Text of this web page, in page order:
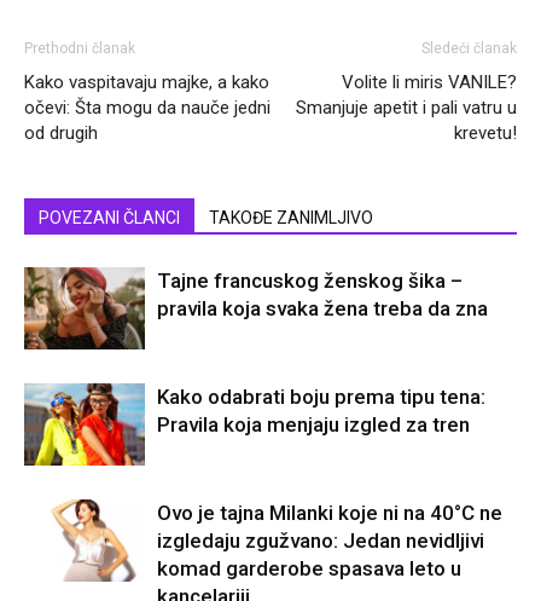
Prethodni članak
Kako vaspitavaju majke, a kako
očevi: Šta mogu da nauče jedni
od drugih
Sledeći članak
Volite li miris VANILE?
Smanjuje apetit i pali vatru u
krevetu!
POVEZANI ČLANCI TAKOĐE ZANIMLJIVO
Tajne francuskog ženskog šika –
pravila koja svaka žena treba da zna
Kako odabrati boju prema tipu tena:
Pravila koja menjaju izgled za tren
Ovo je tajna Milanki koje ni na 40°C ne
izgledaju zgužvano: Jedan nevidljivi
komad garderobe spasava leto u